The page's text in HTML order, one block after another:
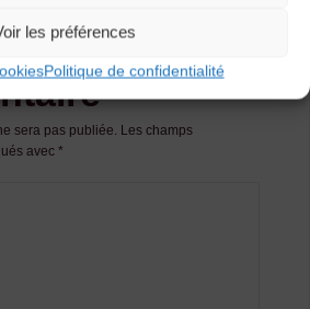
les préférences
Politique de confidentialité
un
sera pas publiée. Les champs
avec *